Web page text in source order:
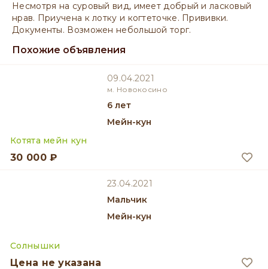
Несмотря на суровый вид, имеет добрый и ласковый
нрав. Приучена к лотку и когтеточке. Прививки.
Документы. Возможен небольшой торг.
Похожие объявления
09.04.2021
м. Новокосино
6 лет
Мейн-кун
Котята мейн кун
30 000 ₽
23.04.2021
мальчик
Мейн-кун
Солнышки
Цена не указана